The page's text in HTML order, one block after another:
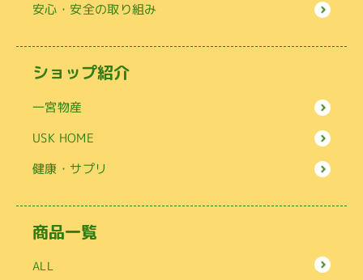
安心・安全の取り組み
ショップ紹介
一宮物産
USK HOME
健康・サプリ
商品一覧
ALL